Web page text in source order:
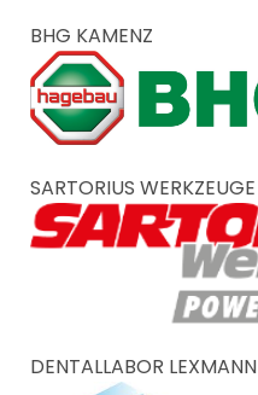
BHG KAMENZ
SARTORIUS WERKZEUGE
DENTALLABOR LEXMANN